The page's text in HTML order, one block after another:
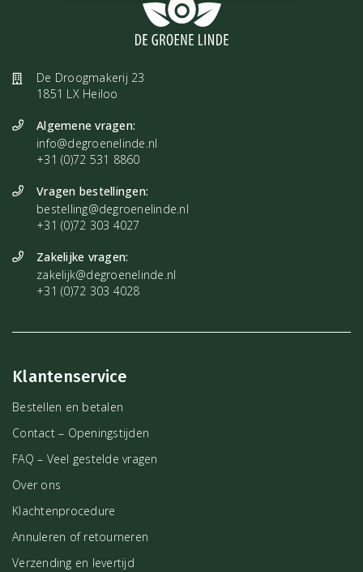
meer informatie over reinigen en opladen.
ontvangen. Wij besteden veel aandacht om de mooiste stenen te
vinden en hebben daarom het vertrouwen dat jij een exemplaar
ontvangt die bij jou past.
De Droogmakerij 23
1851 LX Heiloo
Algemene vragen:
info@degroenelinde.nl
+31 (0)72 531 8860
Vragen bestellingen:
bestelling@degroenelinde.nl
+31 (0)72 303 4027
Zakelijke vragen:
zakelijk@degroenelinde.nl
+31 (0)72 303 4028
Klantenservice
Bestellen en betalen
Contact – Openingstijden
FAQ – Veel gestelde vragen
Over ons
Klachtenprocedure
Annuleren of retourneren
Verzending en levertijd